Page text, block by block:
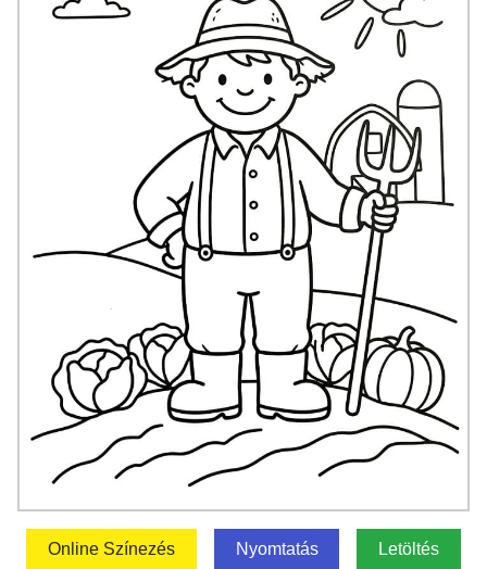
Online Színezés Nyomtatás Letöltés